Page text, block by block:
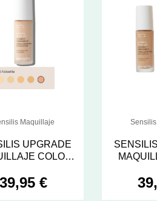
Maquillaje
UPGRADE
COLOR
39,95 €